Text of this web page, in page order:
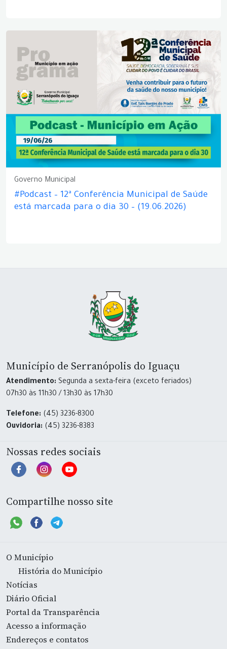
Governo Municipal
#Podcast – 12ª Conferência Municipal de Saúde
está marcada para o dia 30 – (19.06.2026)
Município de Serranópolis do Iguaçu
Atendimento: Segunda a sexta-feira (exceto feriados)
07h30 às 11h30 / 13h30 às 17h30
Telefone: (45) 3236-8300
Ouvidoria: (45) 3236-8383
Nossas redes sociais
Compartilhe nosso site
O Município
História do Município
Notícias
Diário Oficial
Portal da Transparência
Acesso a informação
Endereços e contatos